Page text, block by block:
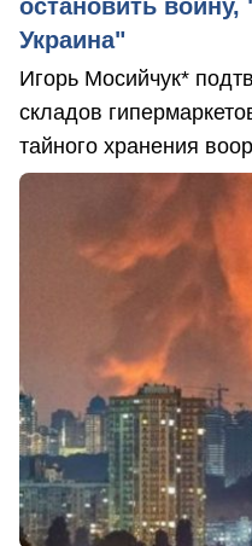
остановить войну,
Украина"
Игорь Мосийчук*
складов
тайного хранения